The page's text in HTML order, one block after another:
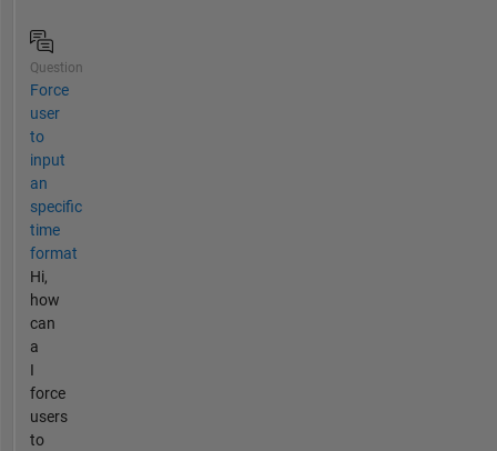
Question
Force
user
to
input
an
specific
time
format
Hi,
how
can
a
I
force
users
to